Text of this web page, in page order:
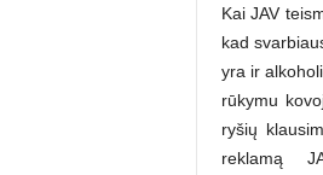
Kai JAV
kad
yra ir
rūkymu
ryšių
reklamą